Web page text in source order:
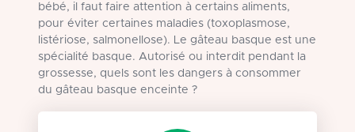
bébé, il faut faire attention à certains aliments,
pour éviter certaines maladies (toxoplasmose,
listériose, salmonellose). Le gâteau basque est une
spécialité basque. Autorisé ou interdit pendant la
grossesse, quels sont les dangers à consommer
du gâteau basque enceinte ?